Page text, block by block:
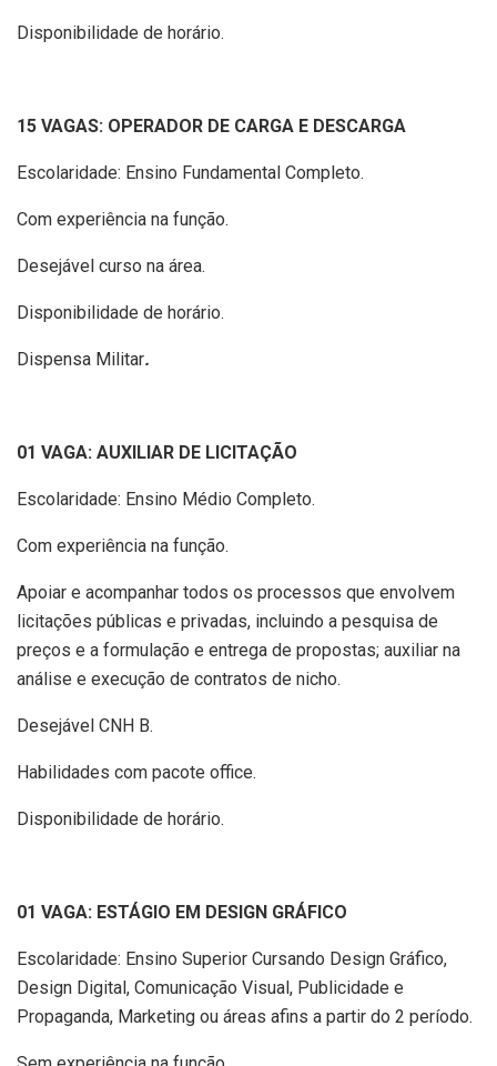
Disponibilidade de horário.
15 VAGAS: OPERADOR DE CARGA E DESCARGA
Escolaridade: Ensino Fundamental Completo.
Com experiência na função.
Desejável curso na área.
Disponibilidade de horário.
Dispensa Militar.
01 VAGA: AUXILIAR DE LICITAÇÃO
Escolaridade: Ensino Médio Completo.
Com experiência na função.
Apoiar e acompanhar todos os processos que envolvem
licitações públicas e privadas, incluindo a pesquisa de
preços e a formulação e entrega de propostas; auxiliar na
análise e execução de contratos de nicho.
Desejável CNH B.
Habilidades com pacote office.
Disponibilidade de horário.
01 VAGA: ESTÁGIO EM DESIGN GRÁFICO
Escolaridade: Ensino Superior Cursando Design Gráfico,
Design Digital, Comunicação Visual, Publicidade e
Propaganda, Marketing ou áreas afins a partir do 2 período.